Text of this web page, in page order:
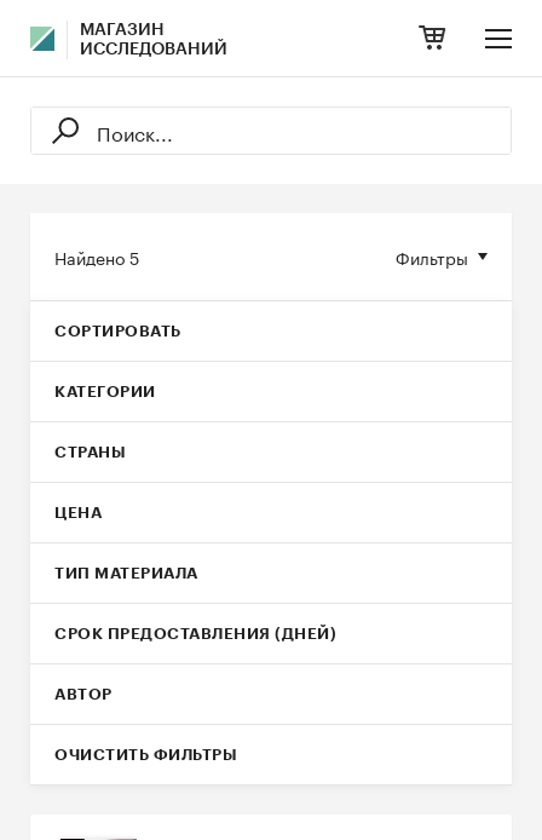
МАГАЗИН
ИССЛЕДОВАНИЙ
Фильтры
Найдено5
СОРТИРОВАТЬ
КАТЕГОРИИ
СТРАНЫ
ЦЕНА
ТИП МАТЕРИАЛА
СРОК ПРЕДОСТАВЛЕНИЯ (ДНЕЙ)
АВТОР
ОЧИСТИТЬ ФИЛЬТРЫ